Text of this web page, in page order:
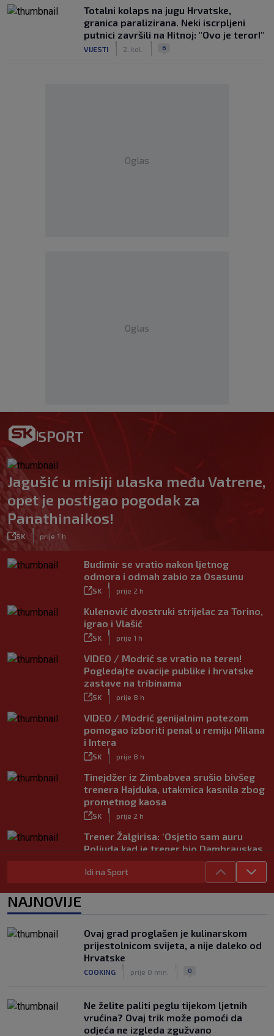
Totalni kolaps na jugu Hrvatske,
granica paralizirana. Neki iscrpljeni
putnici završili na Hitnoj: "Ovo je teror!"
VIJESTI 2. kol. 6
Oglas
Oglas
SPORT
Jagušić u misiji ulaska među Vatrene,
opet je postigao pogodak za
Panathinaikos!
SK prije 1 h
Budimir se vratio nakon ljetnog
odmora i odmah zabio za Osasunu
SK prije 2 h
Kulenović dvostruki strijelac za Torino,
igrao i Vlašić
SK prije 1 h
VIDEO / Modrić se vratio na teren!
Pogledajte ovacije publike i hrvatske
zastave na tribinama
SK prije 8 h
VIDEO / Modrić genijalnim potezom
pomogao izboriti penal u remiju Milana
i Intera
SK prije 8 h
Tinejdžer iz Zimbabvea srušio bivšeg
trenera Hajduka, utakmica kasnila zbog
prometnog kaosa
SK prije 2 h
Trener Žalgirisa: ‘Osjetio sam auru
Poljuda kad je trener bio Dambrauskas.
Hajduk danas igra nestabilno’
SK
|
prije 4 h
Vatreni u Cityju sve bolji: ‘Kovačić
SK prije 4 h
Luis Figo žestoko prozvao Infantina:
‘Najniže, najlopovskije i kukavički
sebično ponašanje. Mora otići!’
Idi na Sport
NAJNOVIJE
Ovaj grad proglašen je kulinarskom
prijestolnicom svijeta, a nije daleko od
Hrvatske
COOKING prije 0 min. 0
Ne želite paliti peglu tijekom ljetnih
vrućina? Ovaj trik može pomoći da
odjeća ne izgleda zgužvano